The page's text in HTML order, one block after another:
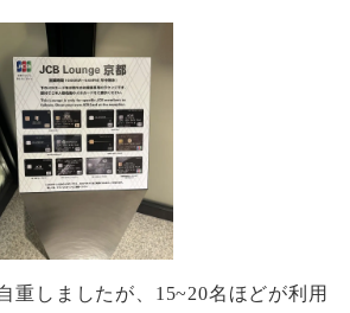
重しましたが、15~20名ほどが利用